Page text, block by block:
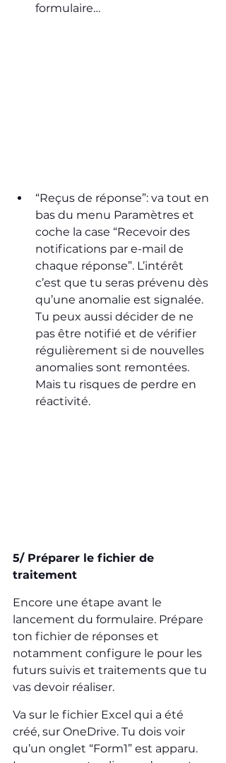
formulaire…
“Reçus de réponse”: va tout en
bas du menu Paramètres et
coche la case “Recevoir des
notifications par e-mail de
chaque réponse”. L’intérêt
c’est que tu seras prévenu dès
qu’une anomalie est signalée.
Tu peux aussi décider de ne
pas être notifié et de vérifier
régulièrement si de nouvelles
anomalies sont remontées.
Mais tu risques de perdre en
réactivité.
5/ Préparer le fichier de
traitement
Encore une étape avant le
lancement du formulaire. Prépare
ton fichier de réponses et
notamment configure le pour les
futurs suivis et traitements que tu
vas devoir réaliser.
Va sur le fichier Excel qui a été
créé, sur OneDrive. Tu dois voir
qu’un onglet “Form1” est apparu.